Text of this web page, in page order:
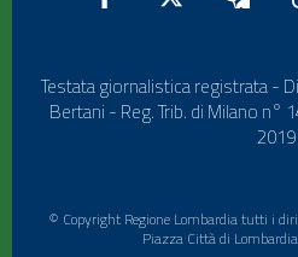
Testata giornalistica registrata -
Bertani - Reg. Trib. di Milano n°
2019
© Copyright Regione Lombardia tutti i
Piazza Città di